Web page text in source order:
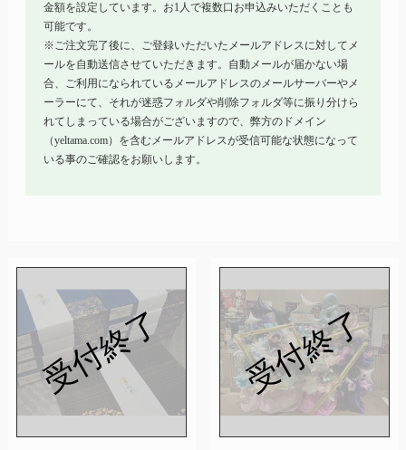
金額を設定しています。お1人で複数口お申込みいただくことも
可能です。
※ご注文完了後に、ご登録いただいたメールアドレスに対してメ
ールを自動送信させていただきます。自動メールが届かない場
合、ご利用になられているメールアドレスのメールサーバーやメ
ーラーにて、それが迷惑フォルダや削除フォルダ等に振り分けら
れてしまっている場合がございますので、弊方のドメイン
（yeltama.com）を含むメールアドレスが受信可能な状態になって
いる事のご確認をお願いします。
受付終了 受付終了